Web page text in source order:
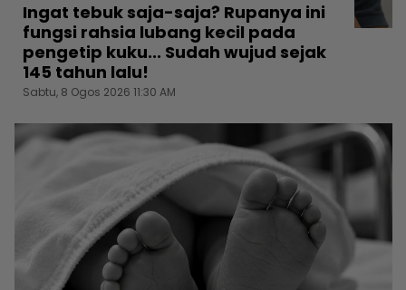
Ingat tebuk saja-saja? Rupanya ini
fungsi rahsia lubang kecil pada
pengetip kuku... Sudah wujud sejak
145 tahun lalu!
Sabtu, 8 Ogos 2026 11:30 AM